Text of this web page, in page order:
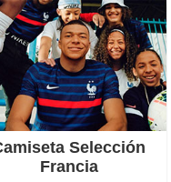
Selección
Francia